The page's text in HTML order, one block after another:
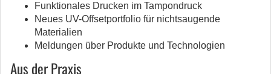
Funktionales Drucken im Tampondruck
Neues UV-Offsetportfolio für nichtsaugende
Materialien
Meldungen über Produkte und Technologien
Aus der Praxis